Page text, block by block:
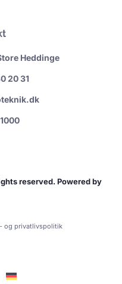
Heddinge
20 31
reserved. Powered by
og privatlivspolitik